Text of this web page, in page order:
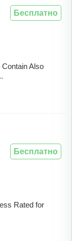
Also
Бесплатно
Rated for
Бесплатно